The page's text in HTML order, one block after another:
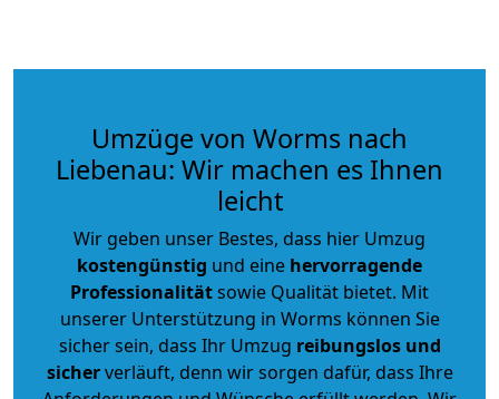
Umzüge von Worms nach
Liebenau: Wir machen es Ihnen
leicht
Wir geben unser Bestes, dass hier Umzug
kostengünstig und eine hervorragende
Professionalitätsowie Qualität bietet. Mit
unserer Unterstützung in Worms können Sie
sicher sein, dass Ihr Umzug reibungslos und
sicherverläuft, denn wir sorgen dafür, dass Ihre